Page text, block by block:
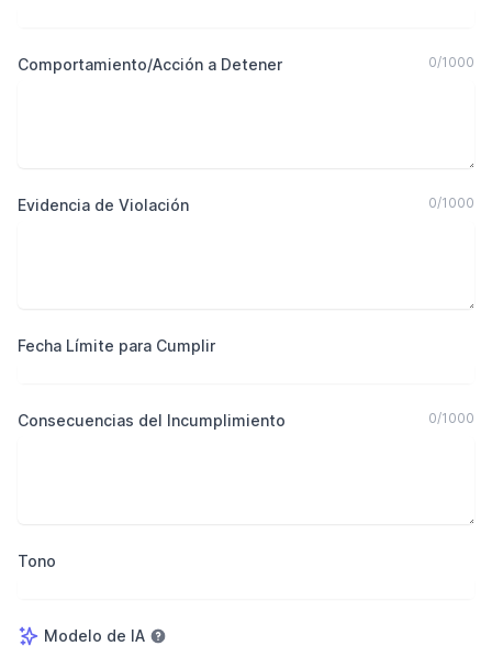
Comportamiento/Acción a Detener 0/1000
Evidencia de Violación 0/1000
Fecha Límite para Cumplir
Consecuencias del Incumplimiento 0/1000
Tono
Modelo de IA